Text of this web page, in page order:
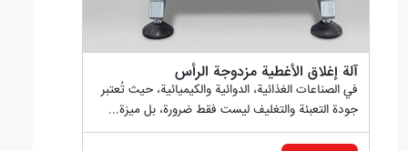
آلة إغلاق الأغطية مزدوجة الرأس
في الصناعات الغذائية، الدوائية والكيميائية، حيث تُعتبر
جودة التعبئة والتغليف ليست فقط ضرورة، بل ميزة...